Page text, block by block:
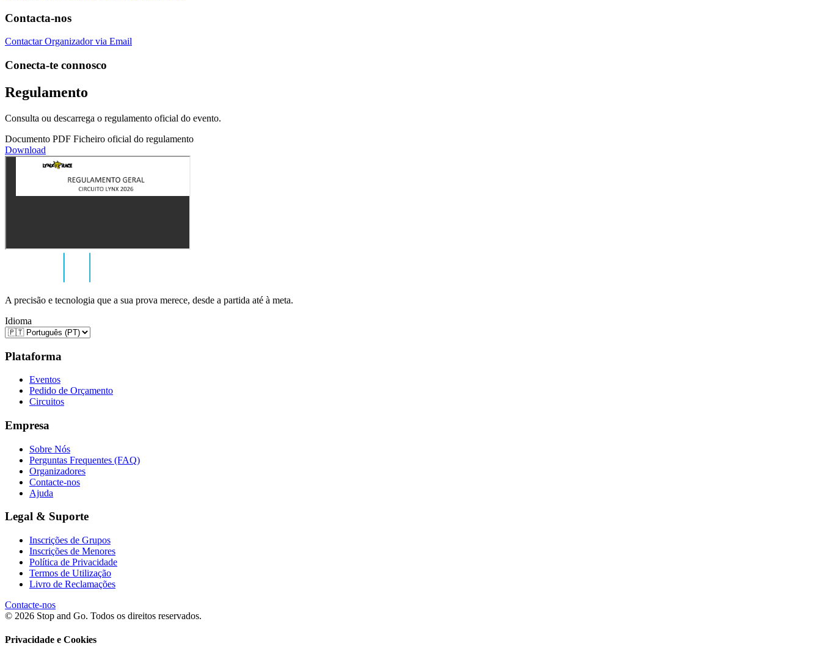
Contacta-nos
Contactar Organizador via Email
Conecta-te connosco
Regulamento
Consulta ou descarrega o regulamento oficial do evento.
Documento PDF Ficheiro oficial do regulamento
Download
A precisão e tecnologia que a sua prova merece, desde a partida até à meta.
Idioma
Plataforma
Eventos
Pedido de Orçamento
Circuitos
Empresa
Sobre Nós
Perguntas Frequentes (FAQ)
Organizadores
Contacte-nos
Ajuda
Legal & Suporte
Inscrições de Grupos
Inscrições de Menores
Política de Privacidade
Termos de Utilização
Livro de Reclamações
Contacte-nos
© 2026 Stop and Go. Todos os direitos reservados.
Privacidade e Cookies